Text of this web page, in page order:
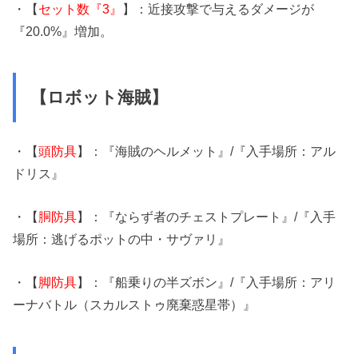
・【セット数『3』 】：近接攻撃で与えるダメージが
『20.0%』増加。
【ロボット海賊】
・【頭防具】：『海賊のヘルメット』/『入手場所：アル
ドリス』
・【胴防具】：『ならず者のチェストプレート』/『入手
場所：逃げるポットの中・サヴァリ』
・【脚防具】：『船乗りの半ズボン』/『入手場所：アリ
ーナバトル（スカルストゥ廃棄惑星帯）』